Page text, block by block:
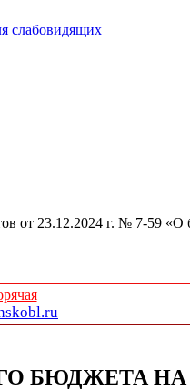
слабовидящих
от 23.12.2024 г. № 7-59 «О
БЮДЖЕТА НА